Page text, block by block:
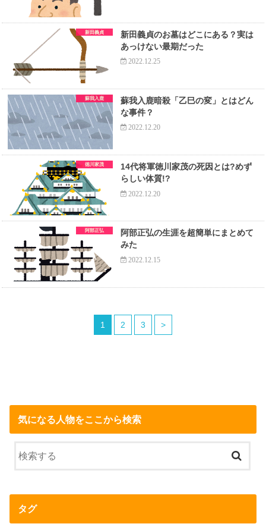
新田義貞
新田義貞のお墓はどこにある？実は
あっけない最期だった
2022.12.25
蘇我入鹿
蘇我入鹿暗殺「乙巳の変」とはどん
な事件？
2022.12.20
徳川家茂
14代将軍徳川家茂の死因とは?めず
らしい体質!?
2022.12.20
阿部正弘
阿部正弘の生涯を超簡単にまとめて
みた
2022.12.15
1 2 3 >
気になる人物をここから検索
タグ